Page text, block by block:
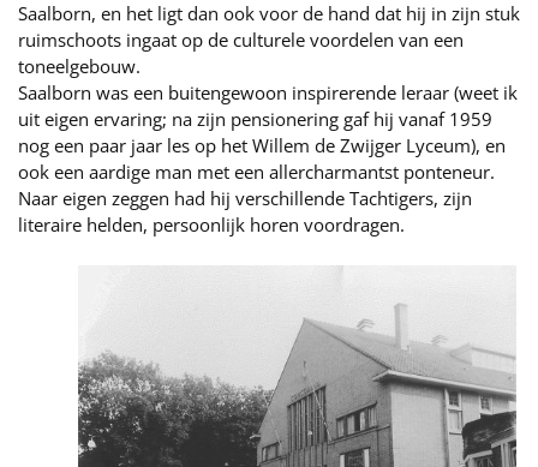
Saalborn, en het ligt dan ook voor de hand dat hij in zijn stuk
ruimschoots ingaat op de culturele voordelen van een
toneelgebouw.
Saalborn was een buitengewoon inspirerende leraar (weet ik
uit eigen ervaring; na zijn pensionering gaf hij vanaf 1959
nog een paar jaar les op het Willem de Zwijger Lyceum), en
ook een aardige man met een allercharmantst ponteneur.
Naar eigen zeggen had hij verschillende Tachtigers, zijn
literaire helden, persoonlijk horen voordragen.